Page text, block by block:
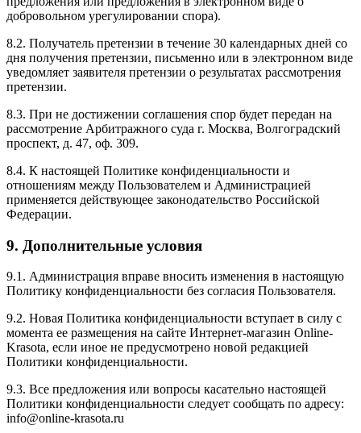
добровольном урегулировании спора).
8.2. Получатель претензии в течение 30 календарных дней со
дня получения претензии, письменно или в электронном виде
уведомляет заявителя претензии о результатах рассмотрения
претензии.
8.3. При не достижении соглашения спор будет передан на
рассмотрение Арбитражного суда г. Москва, Волгоградский
проспект, д. 47, оф. 309.
8.4. К настоящей Политике конфиденциальности и
отношениям между Пользователем и Администрацией
применяется действующее законодательство Российской
Федерации.
9. Дополнительные условия
9.1. Администрация вправе вносить изменения в настоящую
Политику конфиденциальности без согласия Пользователя.
9.2. Новая Политика конфиденциальности вступает в силу с
момента ее размещения на сайте Интернет-магазин Online-
Krasota, если иное не предусмотрено новой редакцией
Политики конфиденциальности.
9.3. Все предложения или вопросы касательно настоящей
Политики конфиденциальности следует сообщать по адресу:
info@online-krasota.ru